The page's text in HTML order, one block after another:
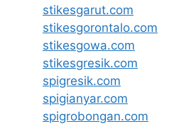
stikesgarut.com
stikesgorontalo.com
stikesgowa.com
stikesgresik.com
spigresik.com
spigianyar.com
spigrobongan.com